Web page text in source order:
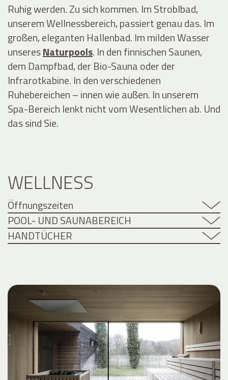
Ruhig werden. Zu sich kommen. Im Stroblbad,
unserem Wellnessbereich, passiert genau das. Im
großen, eleganten Hallenbad. Im milden Wasser
unseresNaturpools. In den finnischen Saunen,
dem Dampfbad, der Bio-Sauna oder der
Infrarotkabine. In den verschiedenen
Ruhebereichen – innen wie außen. In unserem
Spa-Bereich lenkt nicht vom Wesentlichen ab. Und
das sind Sie.
WELLNESS
Öffnungszeiten
POOL- UND SAUNABEREICH
HANDTÜCHER